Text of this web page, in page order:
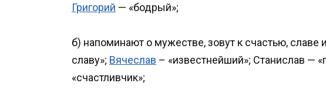
Григорий — «бодрый»;
б) напоминают о мужестве, зовут к счастью, славе
славу»; Вячеслав – «известнейший»; Станислав —
«счастливчик»;